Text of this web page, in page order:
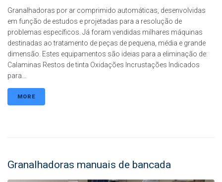
Granalhadoras por ar comprimido automáticas, desenvolvidas
em função de estudos e projetadas para a resolução de
problemas específicos. Já foram vendidas milhares máquinas
destinadas ao tratamento de peças de pequena, média e grande
dimensão. Estes equipamentos são ideias para a eliminação de:
Calaminas Restos de tinta Oxidações Incrustações Indicados
para...
MORE
Granalhadoras manuais de bancada